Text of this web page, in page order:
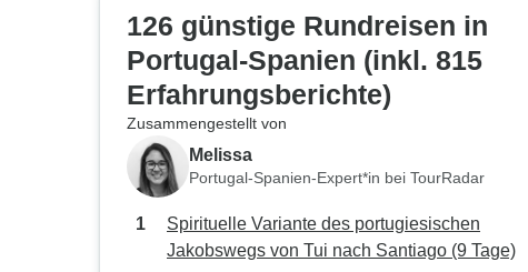
126 günstige Rundreisen in
Portugal-Spanien (inkl. 815
Erfahrungsberichte)
Zusammengestellt von
Melissa
Portugal-Spanien-Expert*in bei TourRadar
Spirituelle Variante des portugiesischen
Jakobswegs von Tui nach Santiago (9 Tage)